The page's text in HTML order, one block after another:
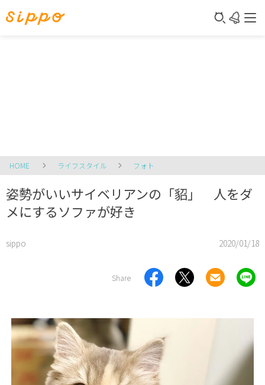
HOME ライフスタイル フォト
姿勢がいいサイベリアンの「貂」 人をダ
メにするソファが好き
sippo 2020/01/18
Share